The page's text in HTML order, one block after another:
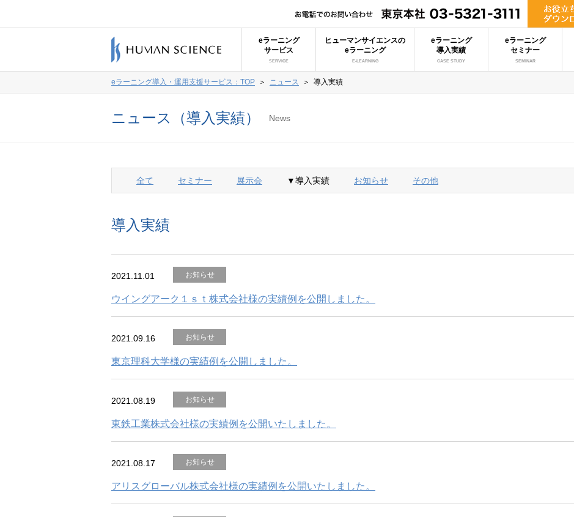
eラーニング
サービス
SERVICE
ヒューマンサイエンスの
eラーニング
E-LEARNING
eラーニング
導入実績
CASE STUDY
eラーニング
セミナー
SEMINAR
eラーニング導入・運用支援サービス：TOP ＞ ニュース ＞ 導入実績
ニュース（導入実績） News
全て セミナー 展示会 ▼導入実績 お知らせ その他
導入実績
2021.11.01 お知らせ
ウイングアーク１ｓｔ株式会社様の実績例を公開しました。
2021.09.16 お知らせ
東京理科大学様の実績例を公開しました。
2021.08.19 お知らせ
東鉄工業株式会社様の実績例を公開いたしました。
2021.08.17 お知らせ
アリスグローバル株式会社様の実績例を公開いたしました。